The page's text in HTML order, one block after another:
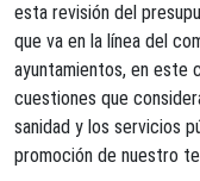
esta revisión del
que va en la línea del
ayuntamientos, en este
cuestiones que
sanidad y los servicios
promoción de nuestro